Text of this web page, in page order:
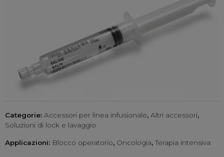
Categorie: Accessori per linea infusionale, Altri accessori,
Soluzioni di lock e lavaggio
Applicazioni: Blocco operatorio, Oncologia, Terapia intensiva